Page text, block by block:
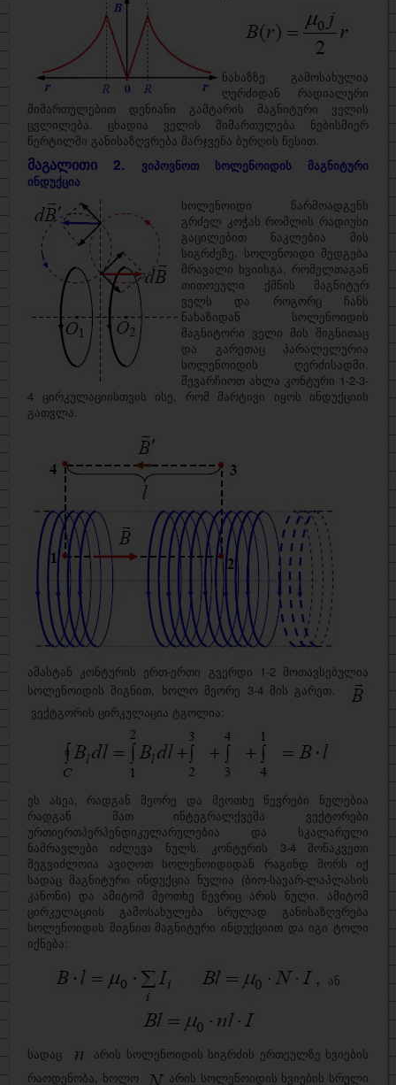
ნახაზზე გამოსახულია
ღერძიდან რადიალური
მიმართულებით დენიანი გამტარის მაგნიტური ველის
ცვლილება. ცხადია ველის მიმართულება ნებისმიერ
წერტილში განისაზღვრება მარჯვენა ბურღის წესით.
მაგალითი 2.
ვიპოვნოთ სოლენოიდის მაგნიტური
ინდუქცია
სოლენოიდი წარმოადგენს
გრძელ კოჭას რომლის რადიუსი
გაცილებით ნაკლებია მის
სიგრძეზე. სოლენოიდი შედგება
მრავალი ხვიისგა, რომელთაგან
თითოეული ქმნის მაგნიტურ
ველს და როგორც ჩანს
ნახაზიდან სოლენოიდის
მაგნიტორი ველი მის შიგნითაც
და გარეთაც პარალელურია
სოლენოიდის ღერძისადმი.
შევარჩიოთ ახლა კონტური 1-2-3-
4 ცირკულაციისთვის ისე, რომ მარტივი იყოს ინდუქციის
გათვლა.
ამასტან კონტურის ერთ-ერთი გვერდი 1-2 მოთავსებულია
სოლენოიდის შიგნით, ხოლო მეორე 3-4 მის გარეთ.
ვექტგორის ცირკულაცია ტგოლია:
ეს ასეა, რადგან მეორე და მეოთხე წევრები ნულებია
რადგან მათ ინტეგრალქვეშა ვექტორები
ურთიერთპერპენდიკულარულებია და სკალარული
ნამრავლები იძლევა ნულს. კონტურის 3-4 მონაკვეთი
შეგვიძლოია ავიღოთ სოლენოიდიდან რაგინდ შორს იქ
სადაც მაგნიტური ინდუქცია ნულია (ბიო-სავარ-ლაპლასის
კანონი) და ამიტომ მეოთხე წევრიც არის ნული. ამიტომ
ცირკულაციის გამოსახულება სრულად განისაზღვრება
სოლენოიდის შიგნით მაგნიტური ინდუქციით და იგი ტოლი
იქნება:
ან
სადაც
არის სოლენოიდის სიგრძის ერთეულზე ხვიების
რაოდენობა, ხოლო
არის სოლენოიდის ხვიების სრული